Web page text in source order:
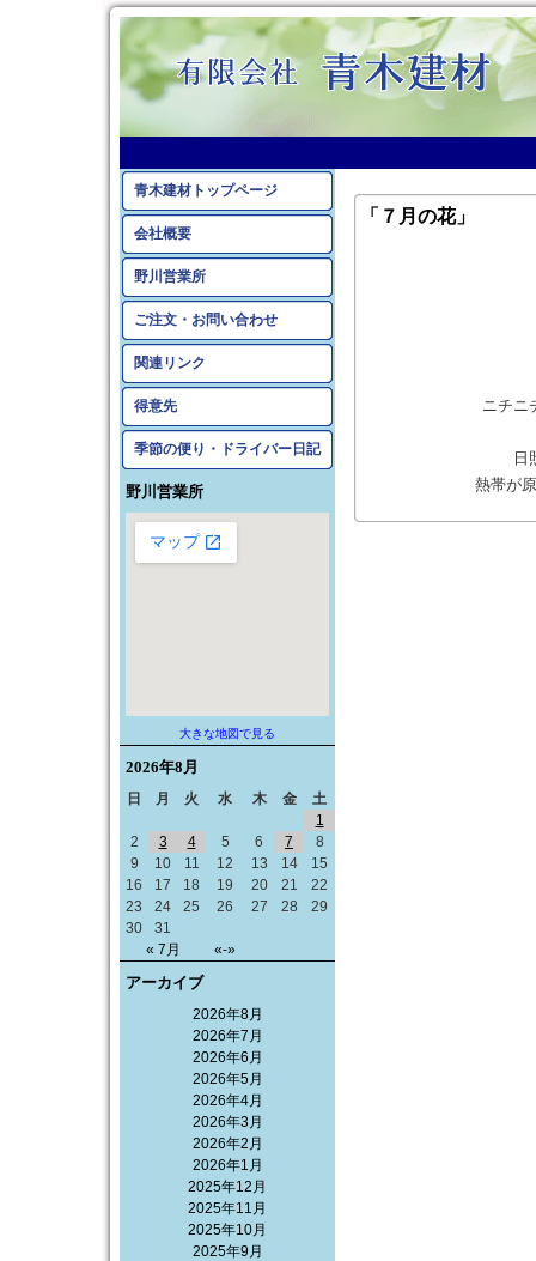
青木建材トップページ
会社概要
野川営業所
ご注文・お問い合わせ
関連リンク
得意先
季節の便り・ドライバー日記
野川営業所
大きな地図で見る
2026年8月
日 月 火 水 木 金 土
« 7月 «-»
1
2
3 4 5 6 7
8
9
10 11 12 13 14
15
16
17 18 19 20 21
22
23
24 25 26 27 28
29
30
31
アーカイブ
2026年8月
2026年7月
2026年6月
2026年5月
2026年4月
2026年3月
2026年2月
2026年1月
2025年12月
2025年11月
2025年10月
2025年9月
「７月の花」
ニチニ
日
熱帯が